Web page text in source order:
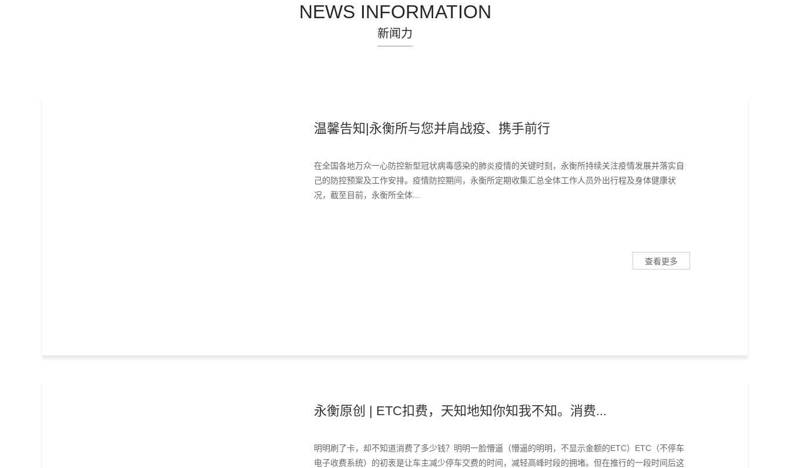
NEWS INFORMATION
新闻力
温馨告知|永衡所与您并肩战疫、携手前行
在全国各地万众一心防控新型冠状病毒感染的肺炎疫情的关键时刻，永衡所持续关注疫情发展并落实自
己的防控预案及工作安排。疫情防控期间，永衡所定期收集汇总全体工作人员外出行程及身体健康状
况，截至目前，永衡所全体...
查看更多
永衡原创 | ETC扣费，天知地知你知我不知。消费...
明明刷了卡，却不知道消费了多少钱？明明一脸懵逼（懵逼的明明，不显示金额的ETC）ETC（不停车
电子收费系统）的初衷是让车主减少停车交费的时间，减轻高峰时段的拥堵。但在推行的一段时间后这